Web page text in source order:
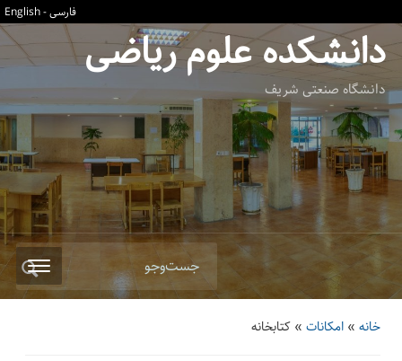
English-فارسی
دانشکده علوم ریاضی
دانشگاه صنعتی شریف
جست‌وجو
خانه »امکانات »کتابخانه